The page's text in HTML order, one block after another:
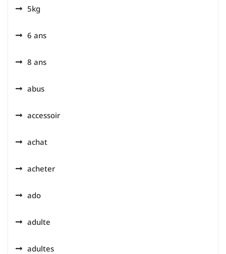
5kg
6 ans
8 ans
abus
accessoir
achat
acheter
ado
adulte
adultes